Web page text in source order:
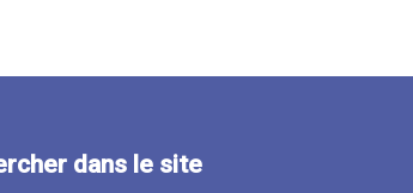
dans le site